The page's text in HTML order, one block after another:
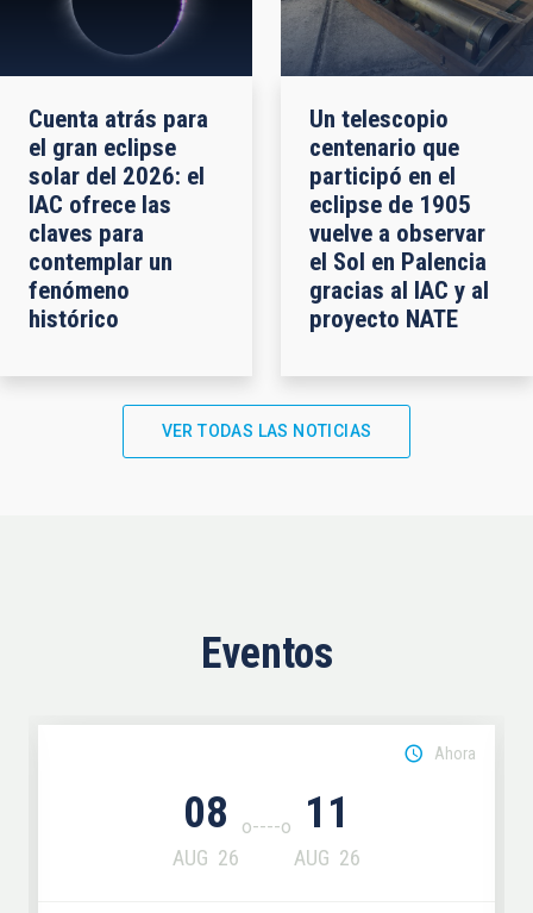
Cuenta atrás para
el gran eclipse
solar del 2026: el
IAC ofrece las
claves para
contemplar un
fenómeno
histórico
Un telescopio
centenario que
participó en el
eclipse de 1905
vuelve a observar
el Sol en Palencia
gracias al IAC y al
proyecto NATE
VER TODAS LAS NOTICIAS
Eventos
08
AUG 26
11
AUG 26
Ahora